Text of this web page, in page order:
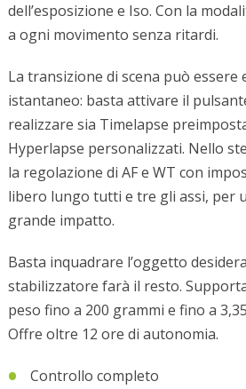
dell’esposizione e Iso. Con la
a ogni movimento senza ritardi.
La transizione di scena può
istantaneo: basta attivare il
realizzare sia Timelapse
Hyperlapse personalizzati. Nello
la regolazione di AF e WT con
libero lungo tutti e tre gli assi, per
grande impatto.
Basta inquadrare l’oggetto
stabilizzatore farà il resto.
peso fino a 200 grammi e fino a
Offre oltre 12 ore di autonomia.
Controllo completo